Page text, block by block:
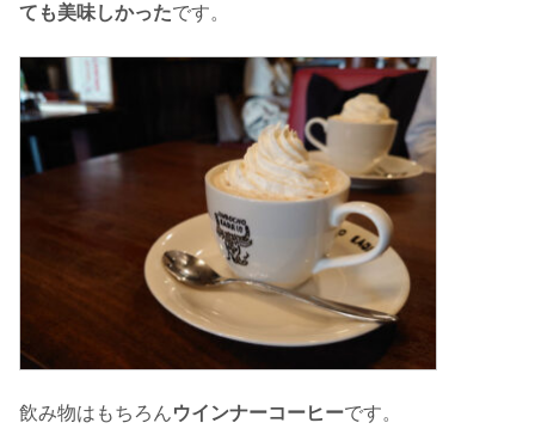
ても美味しかったです。
飲み物はもちろんウインナーコーヒーです。